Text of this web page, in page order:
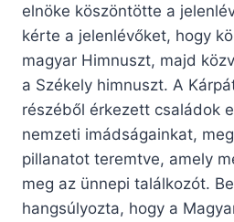
elnöke köszöntötte a
kérte a jelenlévőket, hogy
magyar Himnuszt, majd
a Székely himnuszt. A
részéből érkezett családok
nemzeti imádságainkat,
pillanatot teremtve, amely
meg az ünnepi találkozót.
hangsúlyozta, hogy a